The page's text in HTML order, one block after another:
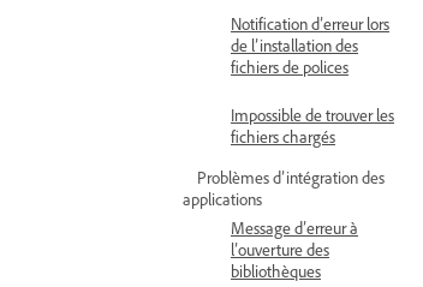
Notification d’erreur lors
de l’installation des
fichiers de polices
Impossible de trouver les
fichiers chargés
Problèmes d’intégration des
applications
Message d’erreur à
l’ouverture des
bibliothèques